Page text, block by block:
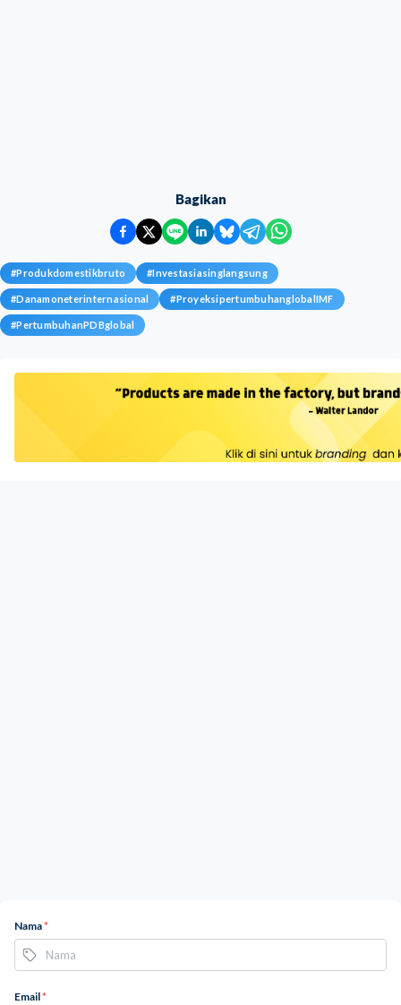
Bagikan
#Produkdomestikbruto #Investasiasinglangsung
#Danamoneterinternasional #ProyeksipertumbuhanglobalIMF
#PertumbuhanPDBglobal
Nama*
Email*